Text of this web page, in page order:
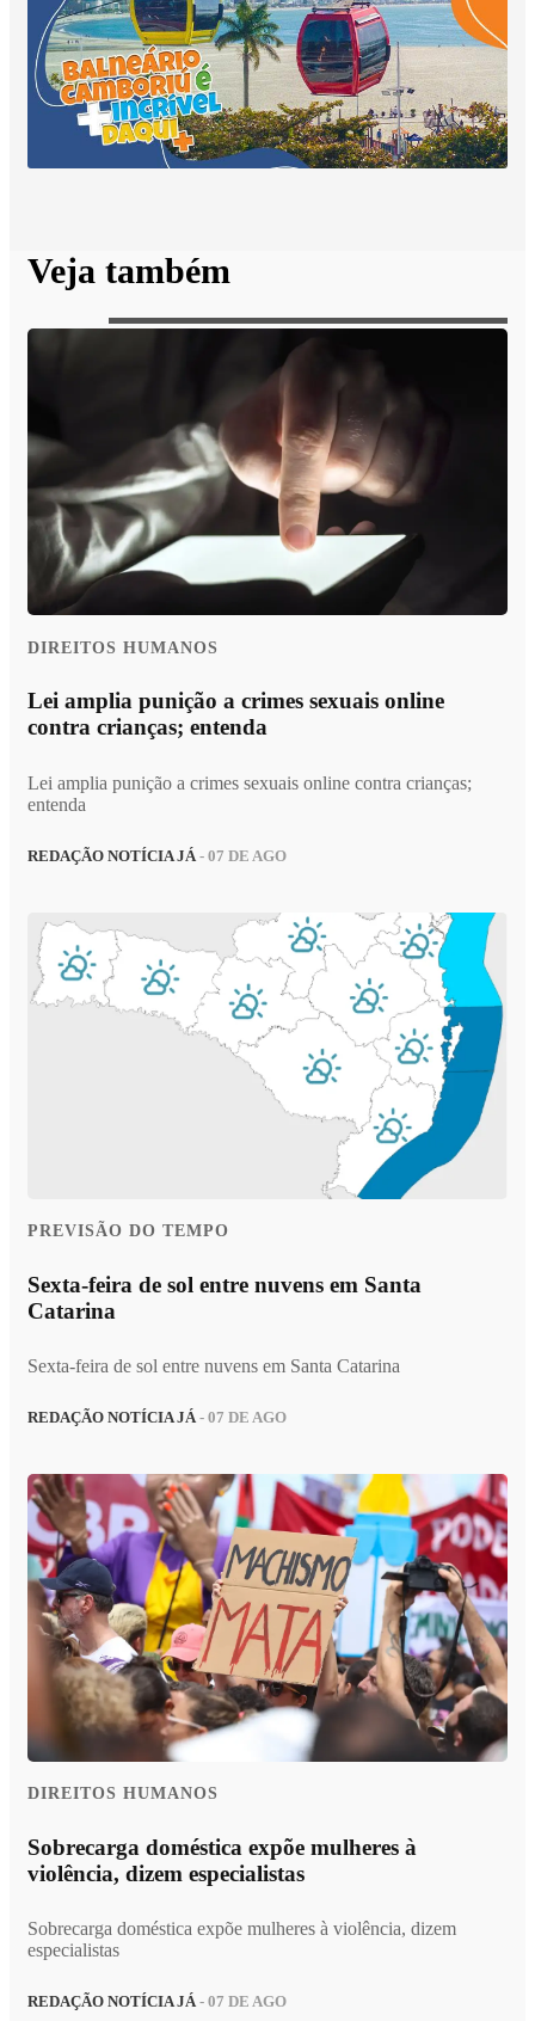
Veja também
DIREITOS HUMANOS
Lei amplia punição a crimes sexuais online
contra crianças; entenda
Lei amplia punição a crimes sexuais online contra crianças;
entenda
REDAÇÃO NOTÍCIA JÁ - 07 DE AGO
PREVISÃO DO TEMPO
Sexta-feira de sol entre nuvens em Santa
Catarina
Sexta-feira de sol entre nuvens em Santa Catarina
REDAÇÃO NOTÍCIA JÁ- 07 DE AGO
DIREITOS HUMANOS
Sobrecarga doméstica expõe mulheres à
violência, dizem especialistas
Sobrecarga doméstica expõe mulheres à violência, dizem
especialistas
REDAÇÃO NOTÍCIA JÁ- 07 DE AGO